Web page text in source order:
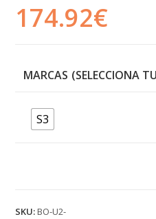
174.92€
MARCAS
S3
SKU:BO-U2-